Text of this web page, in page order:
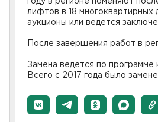
лифтов в 18
аукционы или ведется
После завершения работ в
Замена ведется по программе
Всего с 2017 года было